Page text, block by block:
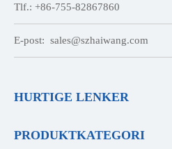
Tlf.: +86-755-82867860
E-post: sales@szhaiwang.com
HURTIGE LENKER
PRODUKTKATEGORI